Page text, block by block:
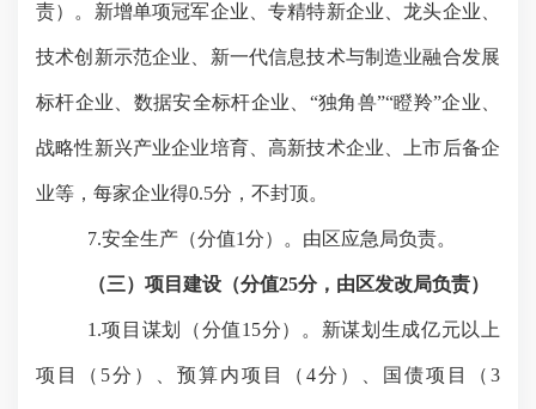
责）。新增单项冠军企业、专精特新企业、龙头企业、
技术创新示范企业、新一代信息技术与制造业融合发展
标杆企业、数据安全标杆企业、 “独角兽”“瞪羚”企业、
战略性新兴产业企业培育、高新技术企业、上市后备企
业等， 每家企业得0.5分，不封顶。
7.安全生产（分值1分）。由区应急局负责。
（三）项目建设（分值25分，由区发改局负责）
1.项目谋划（分值15分）。新谋划生成亿元以上
项目（ 5分）、预算内项目（4分）、国债项目（3